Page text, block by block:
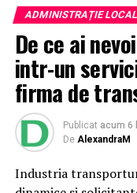
3D – vezi
execuție
Unul dintre cele mai
NCH Mob este
proiect de mobilier la
esențială pentru că
arăta mobila înainte
ADMINISTRAȚIE
De ce ai
intr-un
firma de
Publicat acum 6
De AlexandraM
Industria